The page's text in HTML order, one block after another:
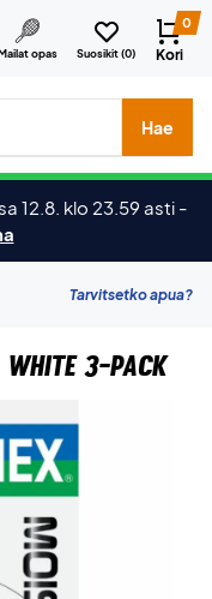
opas Suosikit (0)
0
Kori
Hae
12.8. klo 23.59 asti -
Tarvitsetko apua?
White 3-pack